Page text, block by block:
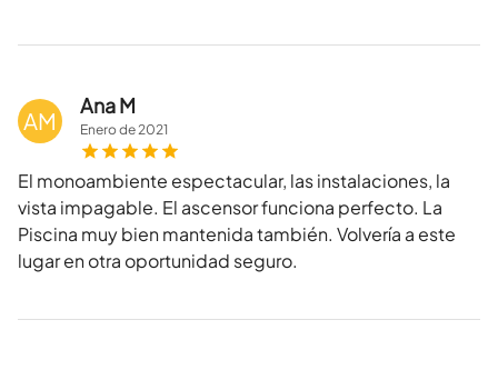
AM
Ana M
Enerode2021
El monoambiente espectacular, las instalaciones, la
vista impagable. El ascensor funciona perfecto. La
Piscina muy bien mantenida también. Volvería a este
lugar en otra oportunidad seguro.